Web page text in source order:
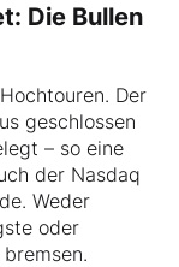
Die Bullen
Der
geschlossen
– so eine
der Nasdaq
Weder
oder